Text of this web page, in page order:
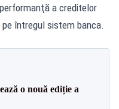
a creditelor
întregul sistem banca.
o nouă ediție a